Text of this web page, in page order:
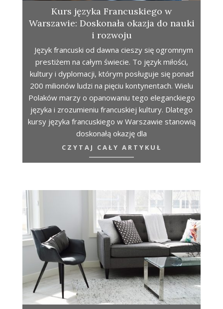
Kurs języka Francuskiego w
Warszawie: Doskonała okazja do nauki
i rozwoju
Język francuski od dawna cieszy się ogromnym
prestiżem na całym świecie. To język miłości,
kultury i dyplomacji, którym posługuje się ponad
200 milionów ludzi na pięciu kontynentach. Wielu
Polaków marzy o opanowaniu tego eleganckiego
języka i zrozumieniu francuskiej kultury. Dlatego
kursy języka francuskiego w Warszawie stanowią
doskonałą okazję dla
CZYTAJ CAŁY ARTYKUŁ